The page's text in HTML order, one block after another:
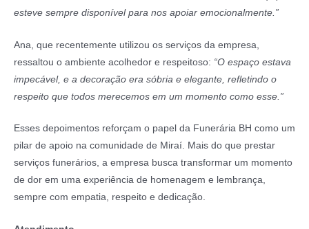
esteve sempre disponível para nos apoiar emocionalmente.”
Ana, que recentemente utilizou os serviços da empresa,
ressaltou o ambiente acolhedor e respeitoso: “O espaço estava
impecável, e a decoração era sóbria e elegante, refletindo o
respeito que todos merecemos em um momento como esse.”
Esses depoimentos reforçam o papel da Funerária BH como um
pilar de apoio na comunidade de Miraí. Mais do que prestar
serviços funerários, a empresa busca transformar um momento
de dor em uma experiência de homenagem e lembrança,
sempre com empatia, respeito e dedicação.